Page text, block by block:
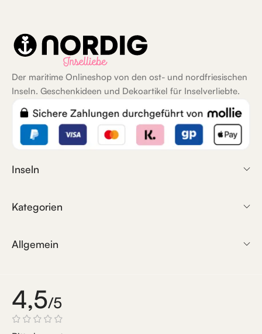
Der maritime Onlineshop von den ost- und nordfriesischen
Inseln. Geschenkideen und Dekoartikel für Inselverliebte.
Inseln
Kategorien
Allgemein
4,5/5